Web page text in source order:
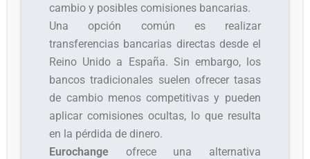
cambio y posibles comisiones bancarias.
Una opción común es realizar
transferencias bancarias directas desde el
Reino Unido a España. Sin embargo, los
bancos tradicionales suelen ofrecer tasas
de cambio menos competitivas y pueden
aplicar comisiones ocultas, lo que resulta
en la pérdida de dinero.
Eurochange ofrece una alternativa